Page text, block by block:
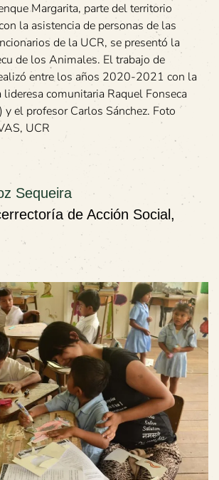
Margarita, parte del territorio
la asistencia de personas de las
de la UCR, se presentó la
de los Animales. El trabajo de
entre los años 2020-2021 con la
comunitaria Raquel Fonseca
y el profesor Carlos Sánchez. Foto
UCR
Sequeira
de Acción Social,